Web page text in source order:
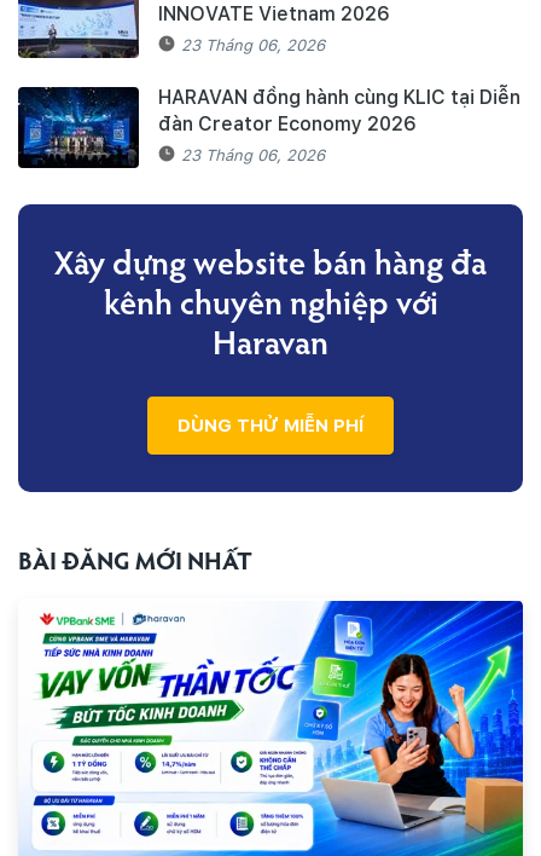
INNOVATE Vietnam 2026
23 Tháng 06, 2026
HARAVAN đồng hành cùng KLIC tại Diễn
đàn Creator Economy 2026
23 Tháng 06, 2026
Xây dựng website bán hàng đa
kênh chuyên nghiệp với
Haravan
DÙNG THỬ MIỄN PHÍ
BÀI ĐĂNG MỚI NHẤT